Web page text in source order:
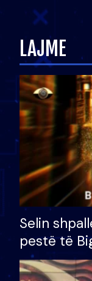
LAJME
Selin
pestë të
çmimin e